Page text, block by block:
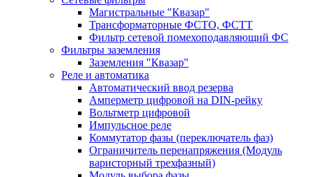
Магистральные "Квазар"
Трансформаторные ФСТО, ФСТТ
Фильтр сетевой помехоподавляющий ФС
Фильтры заземления
Заземления "Квазар"
Реле и автоматика
Автоматический ввод резерва
Амперметр цифровой на DIN-рейку
Вольтметр цифровой
Импульсное реле
Коммутатор фазы (переключатель фаз)
Ограничитель перенапряжения (Модуль
варисторный трехфазный)